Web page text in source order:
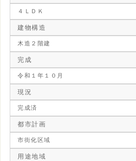
４ＬＤＫ
建物構造
木造２階建
完成
令和１年１０月
現況
完成済
都市計画
市街化区域
用途地域